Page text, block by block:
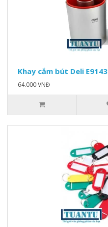
Khay cắm bút Deli E9143
64.000 VNĐ